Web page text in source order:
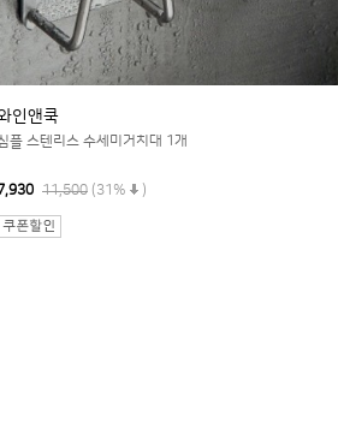
인앤쿡
플 스텐리스 수세미거치대 1개
11,500 (31% )